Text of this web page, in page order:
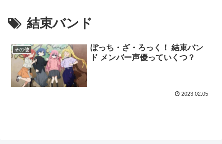
結束バンド
その他
ぼっち・ざ・ろっく！ 結束バン
ド メンバー声優っていくつ？
2023.02.05